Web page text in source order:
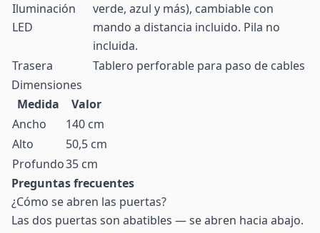
Iluminación
LED
verde, azul y más), cambiable con
mando a distancia incluido. Pila no
incluida.
Trasera
Tablero perforable para paso de cables
Dimensiones
Medida
Valor
Ancho
140 cm
Alto
50,5 cm
Profundo35 cm
Preguntas frecuentes
¿Cómo se abren las puertas?
Las dos puertas son abatibles — se abren hacia abajo.